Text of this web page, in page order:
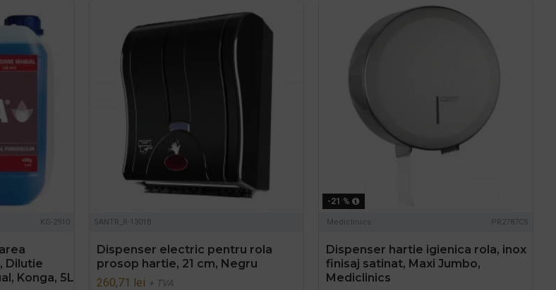
KG-2910
Dilutie
Konga, 5L
SANTR_R-1301B
Dispenser electric pentru rola
prosop hartie, 21 cm, Negru
260,71 lei + TVA
-21 %
Mediclinics PR2787CS
Dispenser hartie igienica rola, inox
finisaj satinat, Maxi Jumbo,
Mediclinics